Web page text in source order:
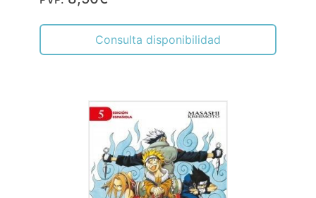
Consulta disponibilidad